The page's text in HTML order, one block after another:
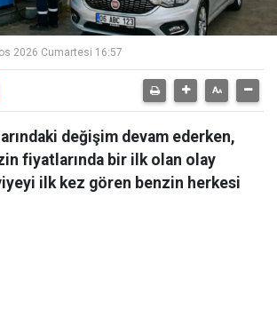
2026 Cumartesi 16:57
değişim devam ederken,
fiyatlarında bir ilk olan olay
ilk kez gören benzin herkesi